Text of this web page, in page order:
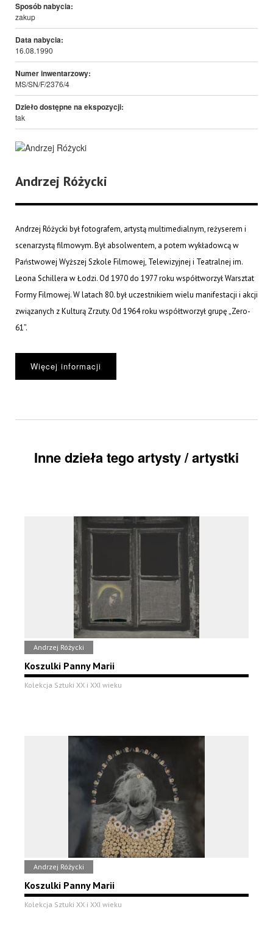
Sposób nabycia:
zakup
Data nabycia:
16.08.1990
Numer inwentarzowy:
MS/SN/F/2376/4
Dzieło dostępne na ekspozycji:
tak
Andrzej Różycki
Andrzej Różycki był fotografem, artystą multimedialnym, reżyserem i
scenarzystą filmowym. Był absolwentem, a potem wykładowcą w
Państwowej Wyższej Szkole Filmowej, Telewizyjnej i Teatralnej im.
Leona Schillera w Łodzi. Od 1970 do 1977 roku współtworzył Warsztat
Formy Filmowej. W latach 80. był uczestnikiem wielu manifestacji i akcji
związanych z Kulturą Zrzuty. Od 1964 roku współtworzył grupę „Zero-
61”.
Więcej informacji
Inne dzieła tego artysty / artystki
Andrzej Różycki
Koszulki Panny Marii
Kolekcja Sztuki XX i XXI wieku
Andrzej Różycki
Koszulki Panny Marii
Kolekcja Sztuki XX i XXI wieku